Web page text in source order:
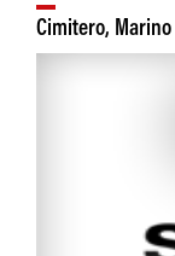
Cimitero,